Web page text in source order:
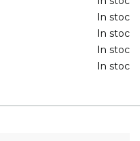
In stoc
In stoc
In stoc
In stoc